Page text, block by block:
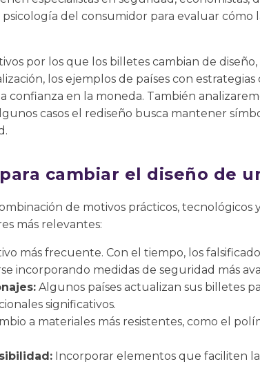
del consumidor para evaluar cómo
por los que los billetes cambian de
los ejemplos de países con
confianza en la moneda. También
casos el rediseño busca mantener
cambiar el diseño de
de motivos prácticos, tecnológicos
más relevantes:
más frecuente. Con el tiempo, los
incorporando medidas de seguridad más
Algunos países actualizan sus billetes
significativos.
a materiales más resistentes, como el
Incorporar elementos que faciliten